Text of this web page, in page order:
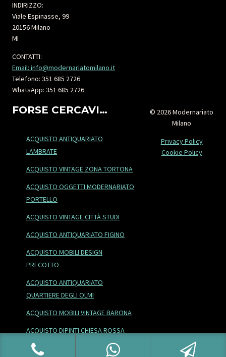
INDIRIZZO:
Viale Espinasse, 99
20156 Milano
MI
CONTATTI:
Email: info@modernariatomilano.it
Telefono: 351 685 2726
WhatsApp: 351 685 2726
FORSE CERCAVI…
ACQUISTO ANTIQUARIATO
LAMBRATE
ACQUISTO VINTAGE ZONA TORTONA
ACQUISTO OGGETTI MODERNARIATO
PORTELLO
ACQUISTO VINTAGE CITTÀ STUDI
ACQUISTO ANTIQUARIATO FIGINO
ACQUISTO MOBILI DESIGN
PRECOTTO
ACQUISTO ANTIQUARIATO
QUARTIERE DEGLI OLMI
ACQUISTO MOBILI VINTAGE BARONA
ACQUISTO DIPINTI CHIESA ROSSA
ACQUISTO VINTAGE BORGO DEGLI
© 2026 Modernariato
Milano
Privacy Policy
Cookie Policy